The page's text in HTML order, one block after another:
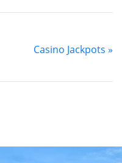
Casino Jackpots »